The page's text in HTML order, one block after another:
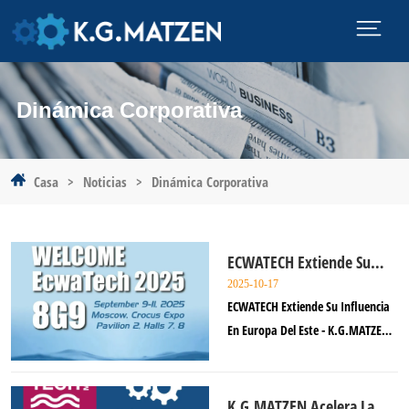
Dinámica Corporativa
Casa > Noticias > Dinámica Corporativa
ECWATECH Extiende Su
Influencia En Europa Del
Este - K.G.MATZEN
Regresa A Moscú
2025-10-17
ECWATECH Extiende Su Influencia
En Europa Del Este - K.G.MATZEN
Medioambiental (Shanghai) Co.,